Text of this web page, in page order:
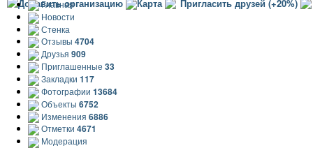
Добавить организацию Карта Пригласить друзей (+20%)
Главная
Новости
Стенка
Отзывы 4704
Друзья 909
Приглашенные 33
Закладки 117
Фотографии 13684
Объекты 6752
Изменения 6886
Отметки 4671
Модерация